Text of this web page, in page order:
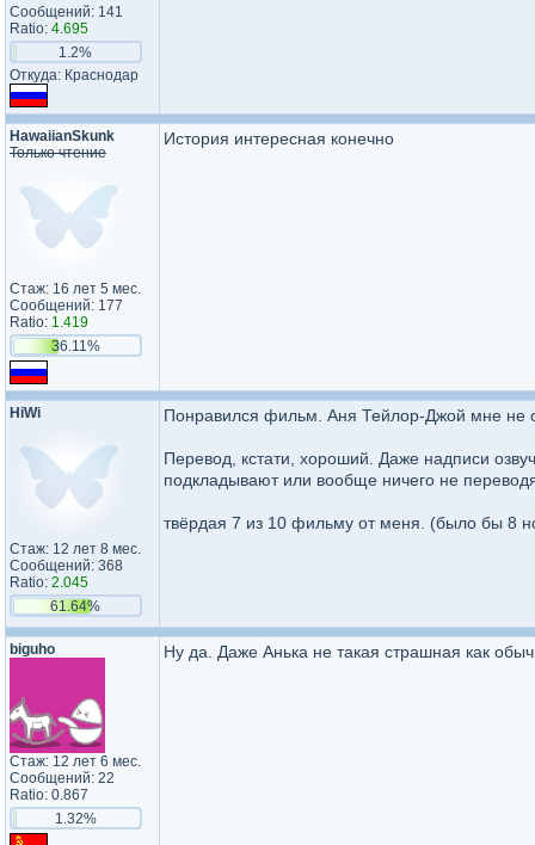
Сообщений: 141
Ratio: 4.695
1.2%
Откуда: Краснодар
HawaiianSkunk
Только чтение
Стаж: 16 лет 5 мес.
Сообщений: 177
Ratio: 1.419
36.11%
История интересная конечно
HiWi
Стаж: 12 лет 8 мес.
Сообщений: 368
Ratio: 2.045
61.64%
Понравился фильм. Аня Тейлор-Джой мне не
Перевод, кстати, хороший. Даже надписи
подкладывают или вообще ничего не
твёрдая 7 из 10 фильму от меня. (было бы 8
biguho
Стаж: 12 лет 6 мес.
Сообщений: 22
Ratio: 0.867
1.32%
Ну да. Даже Анька не такая страшная как